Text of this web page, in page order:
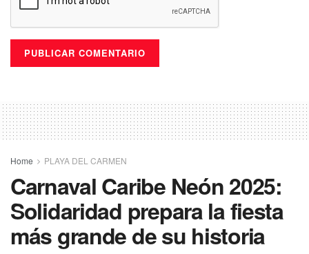
Home PLAYA DEL CARMEN
Carnaval Caribe Neón 2025:
Solidaridad prepara la fiesta
más grande de su historia